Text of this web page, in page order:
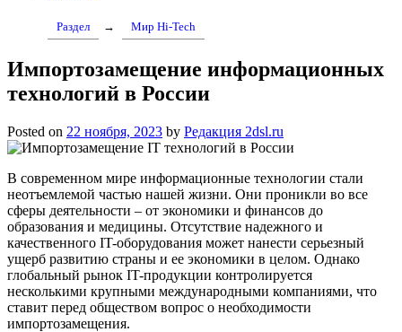
Раздел → Мир Hi-Tech
Импортозамещение информационных
технологий в России
Posted on 22 ноября, 2023 by Редакция 2dsl.ru
В современном мире информационные технологии стали
неотъемлемой частью нашей жизни. Они проникли во все
сферы деятельности – от экономики и финансов до
образования и медицины. Отсутствие надежного и
качественного IT-оборудования может нанести серьезный
ущерб развитию страны и ее экономики в целом. Однако
глобальный рынок IT-продукции контролируется
несколькими крупными международными компаниями, что
ставит перед обществом вопрос о необходимости
импортозамещения.